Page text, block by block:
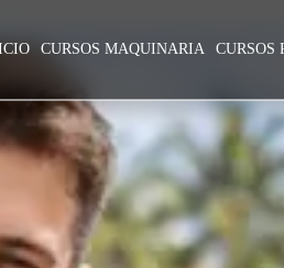
CURSOS MAQUINARIA CURSOS